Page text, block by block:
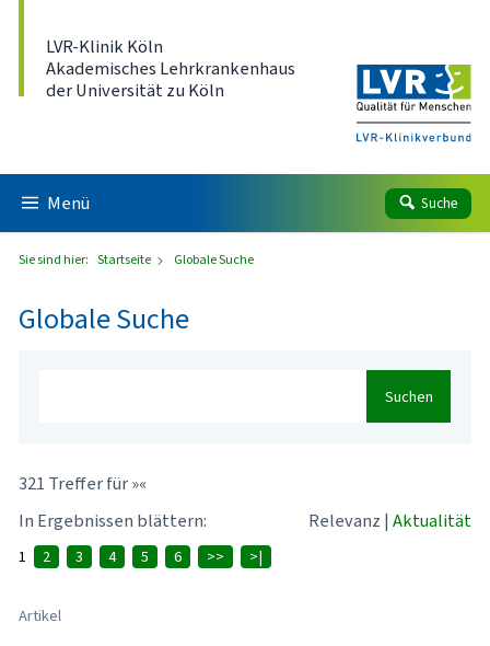
LVR-Klinik Köln
Akademisches Lehrkrankenhaus
der Universität zu Köln
Menü Suche
Sie sind hier: Startseite Globale Suche
Globale Suche
Suchen
321 Treffer für »«
In Ergebnissen blättern:
Relevanz | Aktualität
1 2 3 4 5 6 >> >|
Artikel